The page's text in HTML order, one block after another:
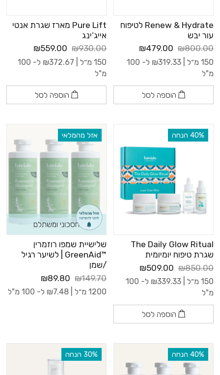
Renew & Hydrate לטיפוח
עור יבש
₪800.00
₪479.00
150 מ״ל | ₪319.33
ל- 100
מ"ל
הוספה לסל
Pure Lift מארז שגרת אנטי
אייג’ינג
₪930.00
₪559.00
150 מ״ל | ₪372.67
ל- 100
מ"ל
הוספה לסל
‫40% הנחה
The Daily Glow Ritual
שגרת טיפוח יומיומית
₪850.00
₪509.00
150 מ״ל | ₪339.33
ל- 100
מ"ל
הוספה לסל
אזל מהמלאי
חסכוני ומשתלם
שלישיית שמפו רוזמרין
™GreenAid | לשיער רגיל
/שמן
₪149.70
₪89.80
1200 מ״ל | ₪7.48 ל- 100 מ"ל
‫40% הנחה ‫30% הנחה